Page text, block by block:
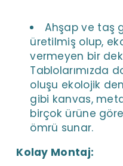
Ahşap ve taş
üretilmiş olup,
vermeyen bir
Tablolarımızda
oluşu ekolojik
gibi kanvas,
birçok ürüne
ömrü sunar.
Kolay Montaj: